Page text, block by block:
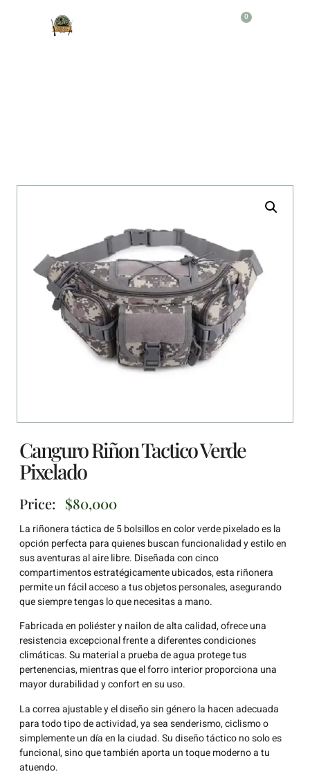
0
Canguro Riñon Tactico Verde
Pixelado
Price: $80,000
La riñonera táctica de 5 bolsillos en color verde pixelado es la
opción perfecta para quienes buscan funcionalidad y estilo en
sus aventuras al aire libre. Diseñada con cinco
compartimentos estratégicamente ubicados, esta riñonera
permite un fácil acceso a tus objetos personales, asegurando
que siempre tengas lo que necesitas a mano.
Fabricada en poliéster y nailon de alta calidad, ofrece una
resistencia excepcional frente a diferentes condiciones
climáticas. Su material a prueba de agua protege tus
pertenencias, mientras que el forro interior proporciona una
mayor durabilidad y confort en su uso.
La correa ajustable y el diseño sin género la hacen adecuada
para todo tipo de actividad, ya sea senderismo, ciclismo o
simplemente un día en la ciudad. Su diseño táctico no solo es
funcional, sino que también aporta un toque moderno a tu
atuendo.